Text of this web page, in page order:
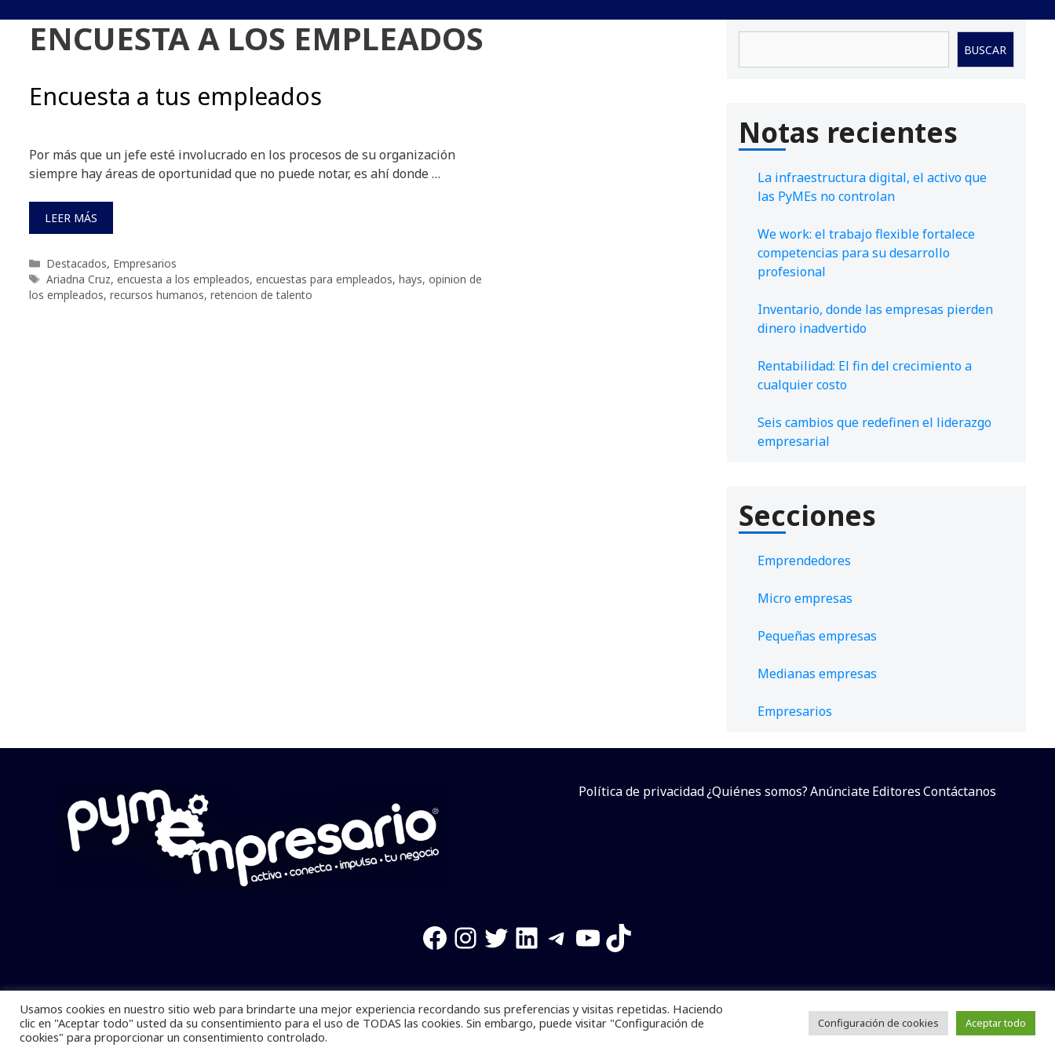
ENCUESTA A LOS EMPLEADOS
Encuesta a tus empleados
Por más que un jefe esté involucrado en los procesos de su organización
siempre hay áreas de oportunidad que no puede notar, es ahí donde …
LEER MÁS
Categorías
Destacados, Empresarios
Etiquetas
Ariadna Cruz, encuesta a los empleados, encuestas para empleados, hays, opinion de
los empleados, recursos humanos, retencion de talento
BUSCAR
Notas recientes
La infraestructura digital, el activo que
las PyMEs no controlan
We work: el trabajo flexible fortalece
competencias para su desarrollo
profesional
Inventario, donde las empresas pierden
dinero inadvertido
Rentabilidad: El fin del crecimiento a
cualquier costo
Seis cambios que redefinen el liderazgo
empresarial
Secciones
Emprendedores
Micro empresas
Pequeñas empresas
Medianas empresas
Empresarios
Política de privacidad¿Quiénes somos?AnúnciateEditoresContáctanos
Facebook
Instagram
Twitter
LinkedIn
Telegram
YouTube
TikTok
Pymempresario © 2025 Todos los derechos reservados. Se prohibe el uso de la información total o parcial sin dar referencia a la fuente.
Desarrollado poryalla ya!
Usamos cookies en nuestro sitio web para brindarte una mejor experiencia recordando sus preferencias y visitas repetidas. Haciendo
clic en "Aceptar todo" usted da su consentimiento para el uso de TODAS las cookies. Sin embargo, puede visitar "Configuración de
cookies" para proporcionar un consentimiento controlado.
Configuración de cookies Aceptar todo